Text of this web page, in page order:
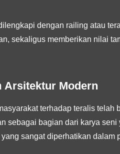
dengan railing atau
sekaligus memberikan nilai
Arsitektur Modern
terhadap teralis telah
sebagai bagian dari karya
sangat diperhatikan dalam